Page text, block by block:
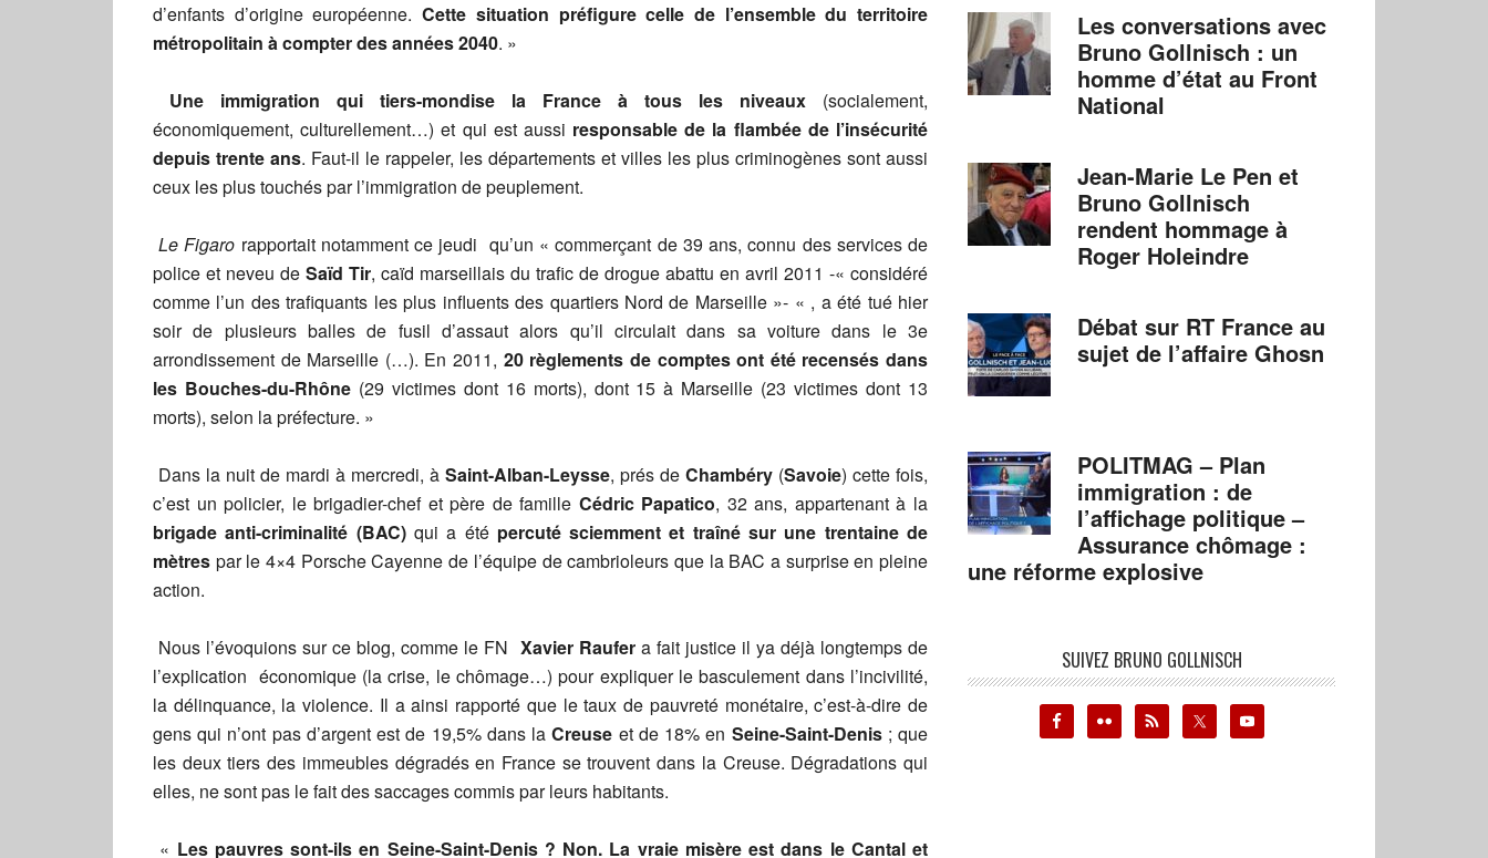
d’enfants d’origine européenne.Cette situation préfigure celle de l’ensemble du territoire
métropolitain à compter des années 2040. »
Une immigration qui tiers-mondise la France à tous les niveaux (socialement,
économiquement, culturellement…) et qui est aussi responsable de la flambée de l’insécurité
depuis trente ans. Faut-il le rappeler, les départements et villes les plus criminogènes sont aussi
ceux les plus touchés par l’immigration de peuplement.
Le Figaro rapportait notamment ce jeudi qu’un « commerçant de 39 ans, connu des services de
police et neveu de Saïd Tir, caïd marseillais du trafic de drogue abattu en avril 2011 -« considéré
comme l’un des trafiquants les plus influents des quartiers Nord de Marseille »- « , a été tué hier
soir de plusieurs balles de fusil d’assaut alors qu’il circulait dans sa voiture dans le 3e
arrondissement de Marseille (…). En 2011, 20 règlements de comptes ont été recensés dans
les Bouches-du-Rhône(29 victimes dont 16 morts), dont 15 à Marseille (23 victimes dont 13
morts), selon la préfecture. »
Dans la nuit de mardi à mercredi, à Saint-Alban-Leysse, prés de Chambéry (Savoie) cette fois,
c’est un policier, le brigadier-chef et père de famille Cédric Papatico, 32 ans, appartenant à la
brigade anti-criminalité (BAC)qui a été percuté sciemment et traîné sur une trentaine de
mètres par le 4×4 Porsche Cayenne de l’équipe de cambrioleurs que la BAC a surprise en pleine
action.
Nous l’évoquions sur ce blog, comme le FN Xavier Raufera fait justice il ya déjà longtemps de
l’explication économique (la crise, le chômage…) pour expliquer le basculement dans l’incivilité,
la délinquance, la violence. Il a ainsi rapporté que le taux de pauvreté monétaire, c’est-à-dire de
gens qui n’ont pas d’argent est de 19,5% dans laCreuse et de 18% en Seine-Saint-Denis; que
les deux tiers des immeubles dégradés en France se trouvent dans la Creuse. Dégradations qui
elles, ne sont pas le fait des saccages commis par leurs habitants.
« Les pauvres sont-ils en Seine-Saint-Denis ? Non. La vraie misère est dans le Cantal et
Les conversations avec
Bruno Gollnisch : un
homme d’état au Front
National
Jean-Marie Le Pen et
Bruno Gollnisch
rendent hommage à
Roger Holeindre
Débat sur RT France au
sujet de l’affaire Ghosn
POLITMAG – Plan
immigration : de
l’affichage politique –
Assurance chômage :
une réforme explosive
SUIVEZ BRUNO GOLLNISCH